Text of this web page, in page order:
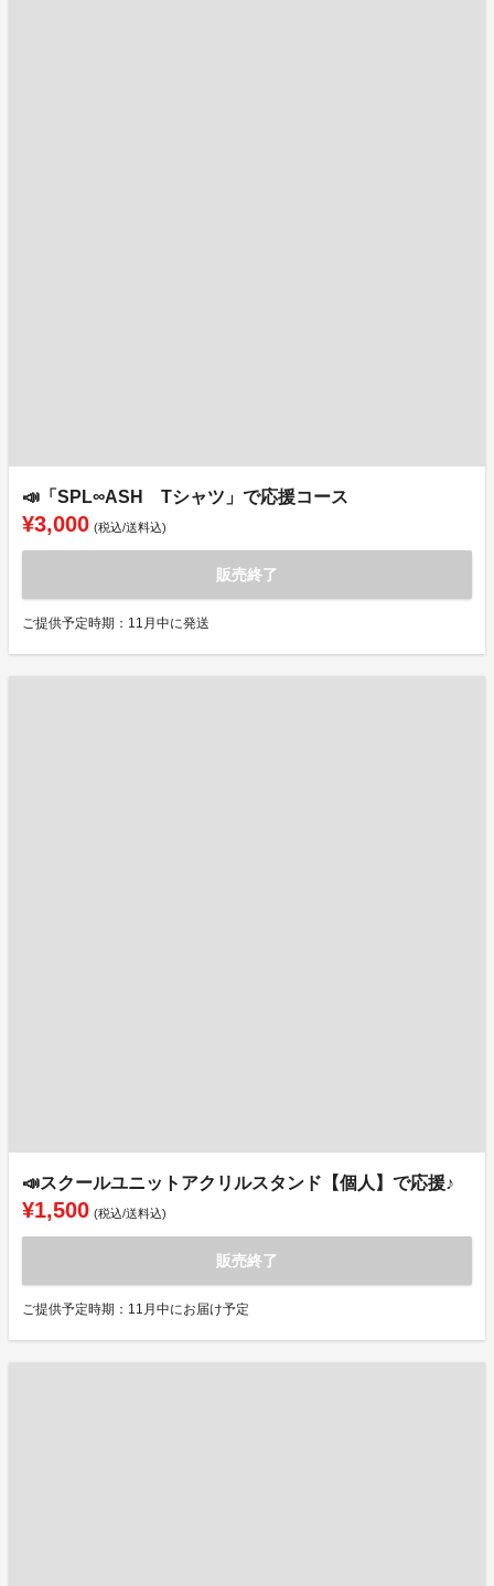
📣「SPL∞ASH Tシャツ」で応援コース
¥3,000 (税込/送料込)
販売終了
ご提供予定時期：11月中に発送
📣スクールユニットアクリルスタンド【個人】で応援♪
¥1,500 (税込/送料込)
販売終了
ご提供予定時期：11月中にお届け予定